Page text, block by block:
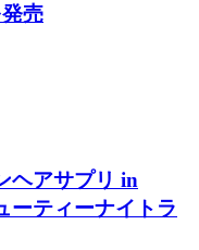
売
ヘアサプリ in
ーティーナイトラ